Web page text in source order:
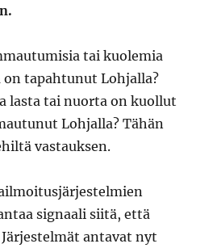
tai kuolemia
tapahtunut Lohjalla?
lasta tai nuorta on kuollut
Lohjalla? Tähän
vastauksen.
signaali siitä, että
antavat nyt